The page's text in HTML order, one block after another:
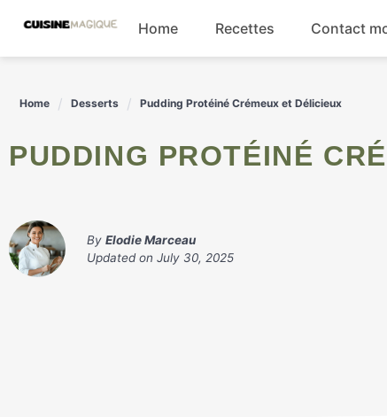
content
Home Recettes Contact
Home Desserts Pudding Protéiné Crémeux et Délicieux
PUDDING PROTÉINÉ
By Elodie Marceau
Updated on July 30, 2025